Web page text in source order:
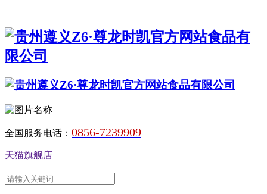
全国服务电话： 0856-7239909
天猫旗舰店